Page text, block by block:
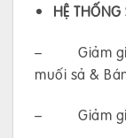
HỆ THỐNG
– Giảm giá
muối sả &
– Giảm giá